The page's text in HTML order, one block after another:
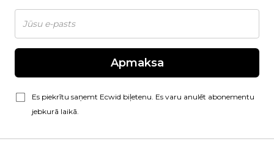
Apmaksa
Es piekrītu saņemt Ecwid biļetenu. Es varu anulēt abonementu
jebkurā laikā.